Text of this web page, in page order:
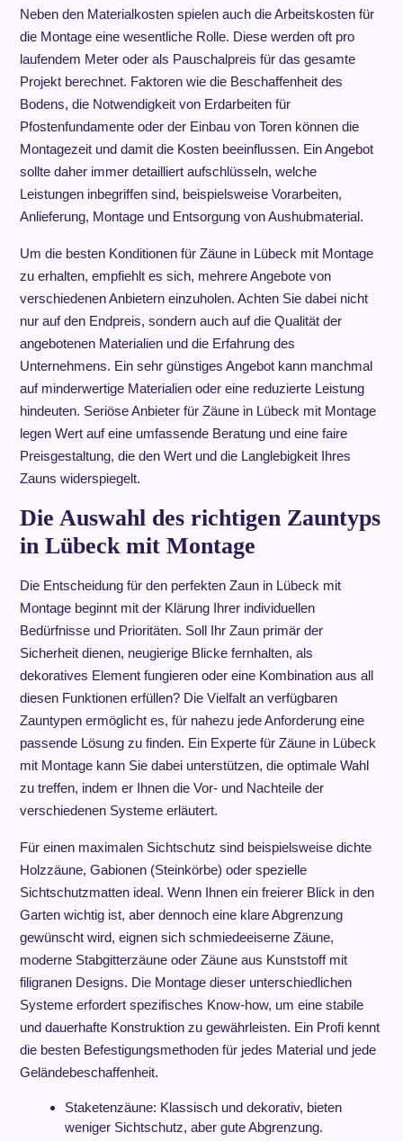
Neben den Materialkosten spielen auch die Arbeitskosten für
die Montage eine wesentliche Rolle. Diese werden oft pro
laufendem Meter oder als Pauschalpreis für das gesamte
Projekt berechnet. Faktoren wie die Beschaffenheit des
Bodens, die Notwendigkeit von Erdarbeiten für
Pfostenfundamente oder der Einbau von Toren können die
Montagezeit und damit die Kosten beeinflussen. Ein Angebot
sollte daher immer detailliert aufschlüsseln, welche
Leistungen inbegriffen sind, beispielsweise Vorarbeiten,
Anlieferung, Montage und Entsorgung von Aushubmaterial.
Um die besten Konditionen für Zäune in Lübeck mit Montage
zu erhalten, empfiehlt es sich, mehrere Angebote von
verschiedenen Anbietern einzuholen. Achten Sie dabei nicht
nur auf den Endpreis, sondern auch auf die Qualität der
angebotenen Materialien und die Erfahrung des
Unternehmens. Ein sehr günstiges Angebot kann manchmal
auf minderwertige Materialien oder eine reduzierte Leistung
hindeuten. Seriöse Anbieter für Zäune in Lübeck mit Montage
legen Wert auf eine umfassende Beratung und eine faire
Preisgestaltung, die den Wert und die Langlebigkeit Ihres
Zauns widerspiegelt.
Die Auswahl des richtigen Zauntyps
in Lübeck mit Montage
Die Entscheidung für den perfekten Zaun in Lübeck mit
Montage beginnt mit der Klärung Ihrer individuellen
Bedürfnisse und Prioritäten. Soll Ihr Zaun primär der
Sicherheit dienen, neugierige Blicke fernhalten, als
dekoratives Element fungieren oder eine Kombination aus all
diesen Funktionen erfüllen? Die Vielfalt an verfügbaren
Zauntypen ermöglicht es, für nahezu jede Anforderung eine
passende Lösung zu finden. Ein Experte für Zäune in Lübeck
mit Montage kann Sie dabei unterstützen, die optimale Wahl
zu treffen, indem er Ihnen die Vor- und Nachteile der
verschiedenen Systeme erläutert.
Für einen maximalen Sichtschutz sind beispielsweise dichte
Holzzäune, Gabionen (Steinkörbe) oder spezielle
Sichtschutzmatten ideal. Wenn Ihnen ein freierer Blick in den
Garten wichtig ist, aber dennoch eine klare Abgrenzung
gewünscht wird, eignen sich schmiedeeiserne Zäune,
moderne Stabgitterzäune oder Zäune aus Kunststoff mit
filigranen Designs. Die Montage dieser unterschiedlichen
Systeme erfordert spezifisches Know-how, um eine stabile
und dauerhafte Konstruktion zu gewährleisten. Ein Profi kennt
die besten Befestigungsmethoden für jedes Material und jede
Geländebeschaffenheit.
Staketenzäune: Klassisch und dekorativ, bieten
weniger Sichtschutz, aber gute Abgrenzung.